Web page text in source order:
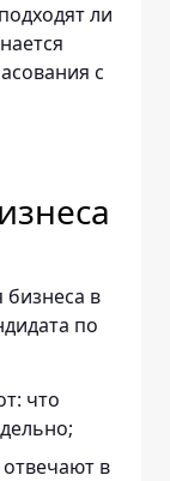
ли
с
в
по
что
в